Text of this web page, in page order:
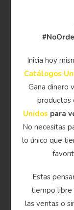
Inicia hoy
Catálogos
Gana dinero
productos
Unidos para
No necesitas
lo único que
Estas
tiempo libre
las ventas o